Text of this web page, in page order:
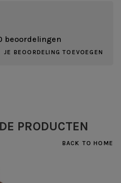
beoordelingen
JE BEOORDELING TOEVOEGEN
PRODUCTEN
BACK TO HOME